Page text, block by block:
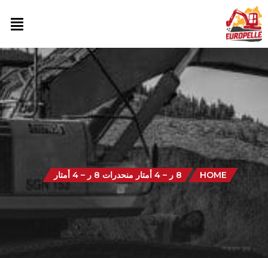
HOME 8 ر – 4 أمتار منحدرات 8 ر – 4 أمتار